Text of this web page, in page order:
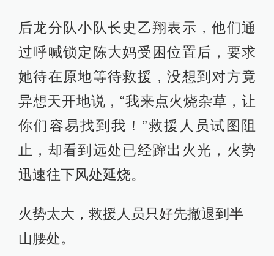
后龙分队小队长史乙翔表示，他们通
过呼喊锁定陈大妈受困位置后，要求
她待在原地等待救援，没想到对方竟
异想天开地说，“我来点火烧杂草，让
你们容易找到我！”救援人员试图阻
止，却看到远处已经蹿出火光，火势
迅速往下风处延烧。
火势太大，救援人员只好先撤退到半
山腰处。